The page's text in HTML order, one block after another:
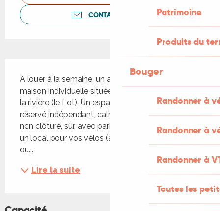
Patrimoine
Produits du
Bouger
Randonner à
Randonner à
Randonner à
Toutes les
CONTACTEZ-NOUS
A louer à la semaine, un appartement dans une
maison individuelle située à quelques mètres de
la rivière (le Lot). Un espace extérieur vous est
réservé indépendant, calme et reposant (terrain
non clôturé, sûr, avec parking privatif). Egalement,
un local pour vos vélos (avec prise électrique)
ou...
Lire la suite